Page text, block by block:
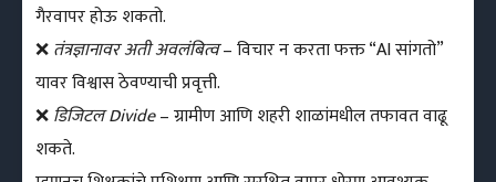
गैरवापर होऊ शकतो.
❌तंत्रज्ञानावर अती अवलंबित्व– विचार न करता फक्त “AI सांगतो”
यावर विश्वास ठेवण्याची प्रवृत्ती.
❌डिजिटल Divide– ग्रामीण आणि शहरी शाळांमधील तफावत वाढू
शकते.